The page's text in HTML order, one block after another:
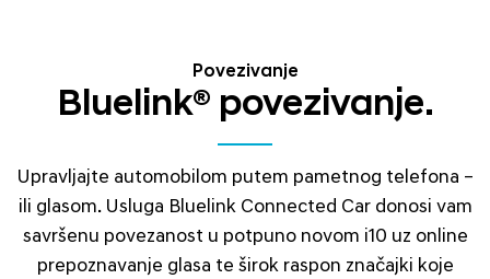
Povezivanje
Bluelink® povezivanje.
Upravljajte automobilom putem pametnog telefona –
ili glasom. Usluga Bluelink Connected Car donosi vam
savršenu povezanost u potpuno novom i10 uz online
prepoznavanje glasa te širok raspon značajki koje